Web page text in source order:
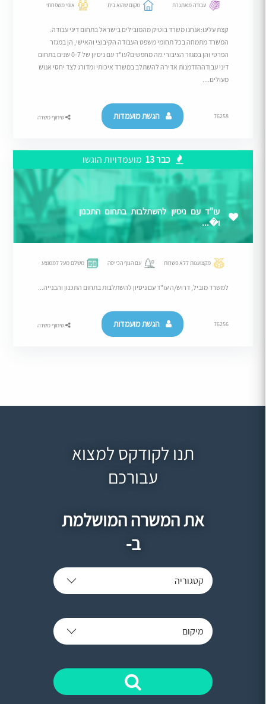
עבודה מאתגרת מקום שהוא בית אופי משפחתי
קצת עלינו:אנחנו משרד בוטיק מהמובילים בישראל בתחום דיני עבודה.
המשרד מתמחה בכל תחומי משפט העבודה הקיבוצי והאישי, הן במגזר
הפרטי והן במגזר הציבורי.מה מחפשים?עו"ד עם ניסיון של 0-7 שנים בתחום
דיני עבודההזדמנות אדירה להשתלב במשרד איכותי ומדורג לצד יחסי אנוש
מעולים....
76258 הגשת מועמדות שיתוף משרה
כבר 13 מועמדויות הוגשו
עו"ד עם ניסיון להשתלבות בתחום התכנון
ו�...
מקצוענות ללא פשרות עם הנוף הכי יפה משלם מעל לממוצע
למשרד מוביל, דרוש/ה עו"ד עם ניסיון להשתלבות בתחום התכנון והבנייה...
76256 הגשת מועמדות שיתוף משרה
תנו לקודקס למצוא
עבורכם
את המשרה המושלמת
ב-
קטגוריה
מיקום